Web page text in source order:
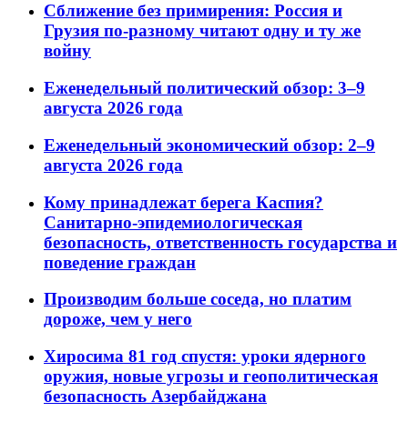
Сближение без примирения: Россия и
Грузия по-разному читают одну и ту же
войну
Еженедельный политический обзор: 3–9
августа 2026 года
Еженедельный экономический обзор: 2–9
августа 2026 года
Кому принадлежат берега Каспия?
Санитарно-эпидемиологическая
безопасность, ответственность государства и
поведение граждан
Производим больше соседа, но платим
дороже, чем у него
Хиросима 81 год спустя: уроки ядерного
оружия, новые угрозы и геополитическая
безопасность Азербайджана